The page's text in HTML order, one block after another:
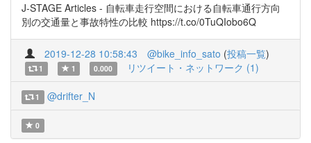
J-STAGE Articles - 自転車走行空間における自転車通行方向
別の交通量と事故特性の比較 https://t.co/0TuQIobo6Q
2019-12-28 10:58:43 @bike_info_sato (投稿一覧)
1 1 0.000 リツイート・ネットワーク (1)
1 @drifter_N
0